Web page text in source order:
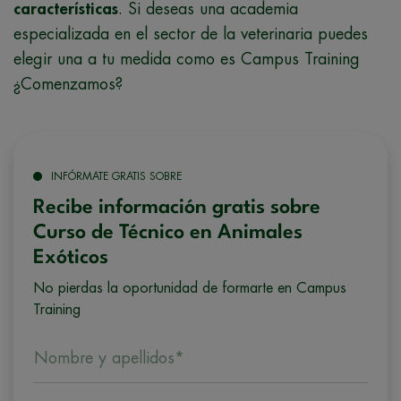
características. Si deseas una academia
especializada en el sector de la veterinaria puedes
elegir una a tu medida como es Campus Training
¿Comenzamos?
INFÓRMATE GRATIS SOBRE
Recibe información gratis sobre
Curso de Técnico en Animales
Exóticos
No pierdas la oportunidad de formarte en Campus
Training
Nombre y apellidos*